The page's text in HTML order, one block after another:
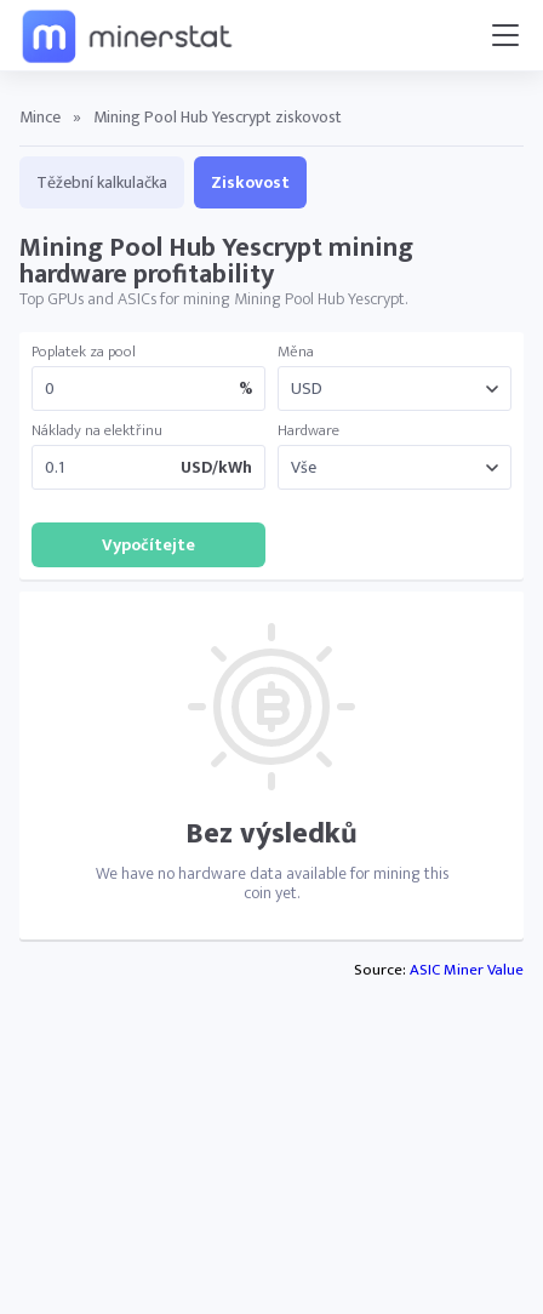
Mince » Mining Pool Hub Yescrypt ziskovost
Těžební kalkulačka Ziskovost
Mining Pool Hub Yescrypt mining
hardware profitability
Top GPUs and ASICs for mining Mining Pool Hub Yescrypt.
Poplatek za pool
%
Měna
Náklady na elektřinu
USD/kWh
Hardware
Bez výsledků
We have no hardware data available for mining this
coin yet.
Source:ASIC Miner Value